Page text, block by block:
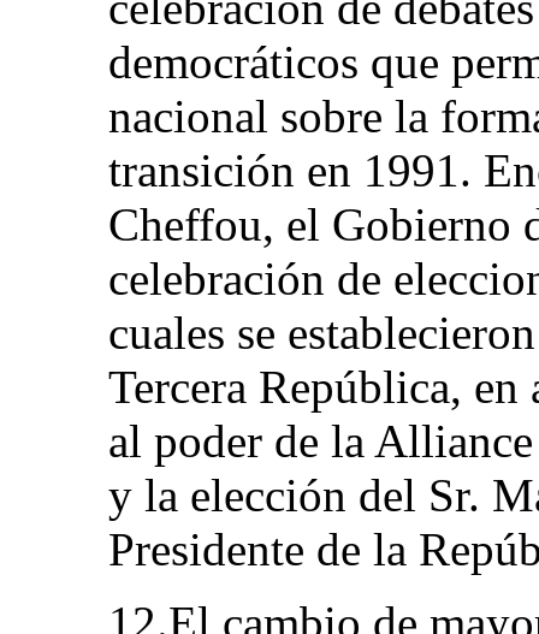
democráticos que
nacional sobre la
transición en 1991.
Cheffou, el Gobierno
celebración de
cuales se
Tercera República,
al poder de la
y la elección del Sr.
Presidente de la
12.El cambio de